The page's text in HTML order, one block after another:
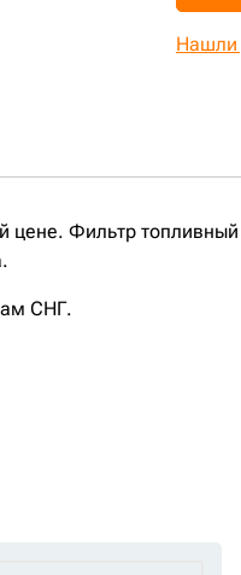
Нашли
цене. Фильтр
СНГ.